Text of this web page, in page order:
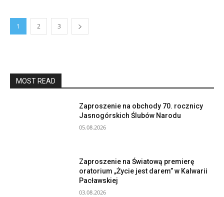
1 2 3
MOST READ
Zaproszenie na obchody 70. rocznicy
Jasnogórskich Ślubów Narodu
05.08.2026
Zaproszenie na Światową premierę
oratorium „Życie jest darem” w Kalwarii
Pacławskiej
03.08.2026